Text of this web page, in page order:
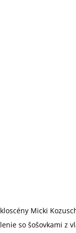
Micki
so šošovkami z